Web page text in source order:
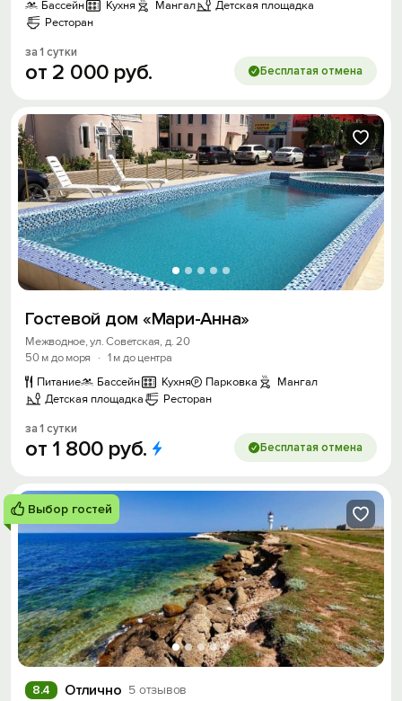
Бассейн
Кухня Мангал
Детская площадка
Ресторан
за 1 сутки
от 2 000 руб. Бесплатая отмена
Гостевой дом «Мари-Анна»
Межводное, ул. Советская, д. 20
50 м до моря
· 1 м до центра
Питание
Бассейн Кухня Парковка
Мангал
Детская площадка
Ресторан
за 1 сутки
от 1 800 руб. Бесплатая отмена
Выбор гостей
Отлично 5 отзывов
8.4